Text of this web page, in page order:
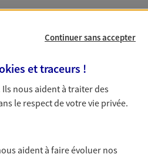
de
Saint-Germain des Prés.
Continuer sans accepter
et traceurs !
Ils nous aident à traiter des
le respect de votre vie privée.
aident à faire évoluer nos